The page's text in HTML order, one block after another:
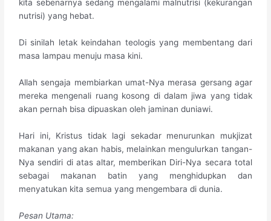
kita sebenarnya sedang mengalami malnutrisi (kekurangan
nutrisi) yang hebat.
Di sinilah letak keindahan teologis yang membentang dari
masa lampau menuju masa kini.
Allah sengaja membiarkan umat-Nya merasa gersang agar
mereka mengenali ruang kosong di dalam jiwa yang tidak
akan pernah bisa dipuaskan oleh jaminan duniawi.
Hari ini, Kristus tidak lagi sekadar menurunkan mukjizat
makanan yang akan habis, melainkan mengulurkan tangan-
Nya sendiri di atas altar, memberikan Diri-Nya secara total
sebagai makanan batin yang menghidupkan dan
menyatukan kita semua yang mengembara di dunia.
​Pesan Utama: